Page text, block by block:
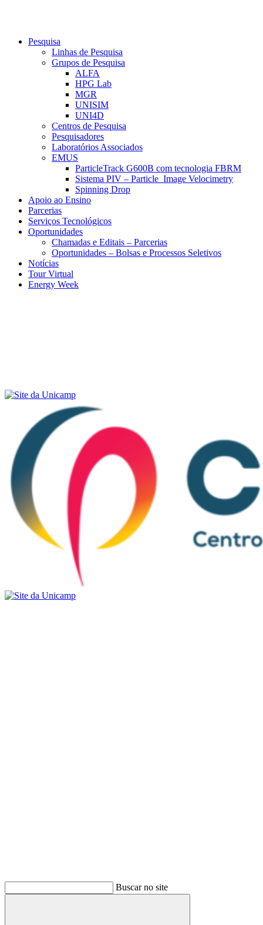
Pesquisa
Linhas de Pesquisa
Grupos de Pesquisa
ALFA
HPG Lab
MGR
UNISIM
UNI4D
Centros de Pesquisa
Pesquisadores
Laboratórios Associados
EMUS
ParticleTrack G600B com tecnologia FBRM
Sistema PIV – Particle Image Velocimetry
Spinning Drop
Apoio ao Ensino
Parcerias
Serviços Tecnológicos
Oportunidades
Chamadas e Editais – Parcerias
Oportunidades – Bolsas e Processos Seletivos
Notícias
Tour Virtual
Energy Week
Buscar no site